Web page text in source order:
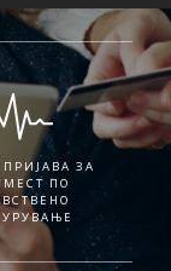
ЗА
ПО